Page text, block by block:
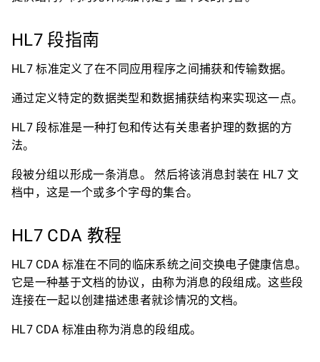
HL7 段指南
HL7 标准定义了在不同应用程序之间捕获和传输数据。
通过定义特定的数据类型和数据捕获结构来实现这一点。
HL7 段标准是一种打包和传达有关患者护理的数据的方
法。
段被分组以形成一条消息。 然后将该消息封装在 HL7 文
档中，这是一个或多个字母的集合。
HL7 CDA 教程
HL7 CDA 标准在不同的临床系统之间交换电子健康信息。
它是一种基于文档的协议，由称为消息的段组成。这些段
连接在一起以创建描述患者就诊情况的文档。
HL7 CDA 标准由称为消息的段组成。